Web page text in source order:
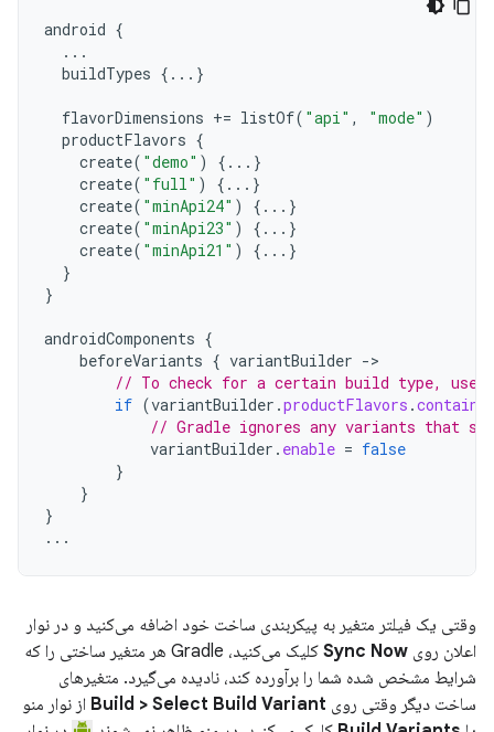
android {
...
buildTypes {...}
flavorDimensions += listOf( "api" , "mode" )
productFlavors {
create( "demo" )
{...}
create( "full" )
{...}
create( "minApi24" )
{...}
create( "minApi23" )
{...}
create( "minApi21" )
{...}
}
}
androidComponents {
beforeVariants { variantBuilder ->
// To check for a certain build type, use
if (variantBuilder .productFlavors .
// Gradle ignores any variants that
variantBuilder . enable = false
}
}
}
...
وقتی یک فیلتر متغیر به پیکربندی ساخت خود اضافه می‌کنید و در نوار
اعلان روی Sync Now
کلیک می‌کنید، Gradle هر متغیر ساختی را که
شرایط مشخص شده شما را برآورده کند، نادیده می‌گیرد. متغیرهای
ساخت دیگر وقتی روی Build > Select Build Variant از نوار منو